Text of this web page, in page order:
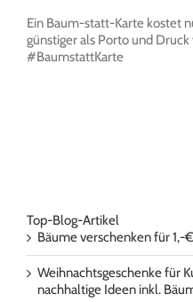
Ein Baum-statt-Karte kostet
günstiger als Porto und
#BaumstattKarte
Top-Blog-Artikel
Bäume verschenken für
Weihnachtsgeschenke für
nachhaltige Ideen inkl.